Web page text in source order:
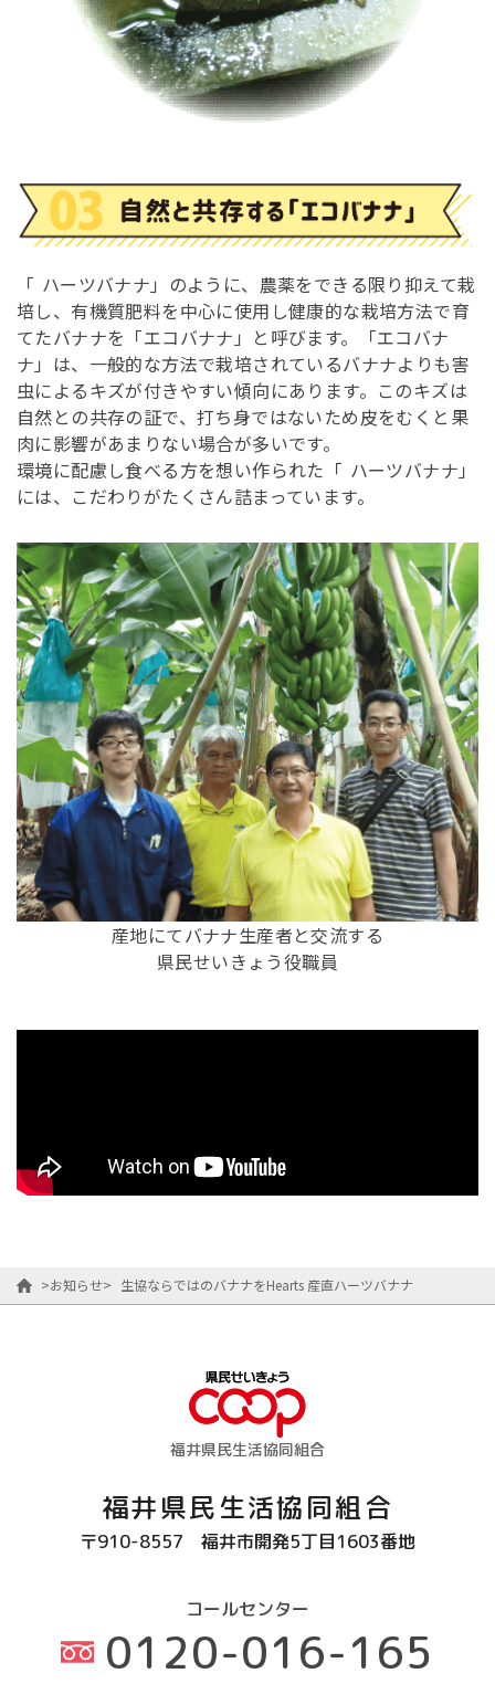
「 ハーツバナナ」のように、農薬をできる限り抑えて栽
培し、有機質肥料を中心に使用し健康的な栽培方法で育
てたバナナを「エコバナナ」と呼びます。「エコバナ
ナ」は、一般的な方法で栽培されているバナナよりも害
虫によるキズが付きやすい傾向にあります。このキズは
自然との共存の証で、打ち身ではないため皮をむくと果
肉に影響があまりない場合が多いです。
環境に配慮し食べる方を想い作られた「 ハーツバナナ」
には、こだわりがたくさん詰まっています。
産地にてバナナ生産者と交流する
県民せいきょう役職員
>お知らせ> 生協ならではのバナナをHearts 産直ハーツバナナ
福井県民生活協同組合
福井県民生活協同組合
〒910-8557 福井市開発5丁目1603番地
コールセンター
0120-016-165